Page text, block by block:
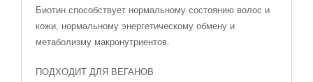
Биотин способствует нормальному состоянию волос и
кожи, нормальному энергетическому обмену и
метаболизму макронутриентов.
ПОДХОДИТ ДЛЯ ВЕГАНОВ